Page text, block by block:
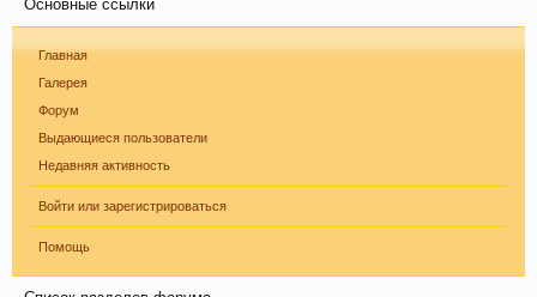
Если Вам нравится наш сайт, форум и
интернет-магазин, пожалуйста, поделитесь
ссылкой в соц сетях и в соц закладках. Тем
самым нас станет больше :) Спасибо!
Основные ссылки
Главная
Галерея
Форум
Выдающиеся пользователи
Недавняя активность
Войти или зарегистрироваться
Помощь